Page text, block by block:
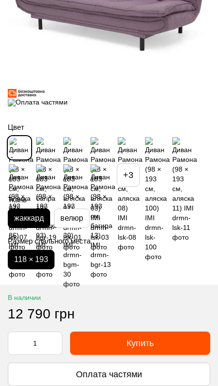
Цвет
+3
Ткань
жаккард велюр
Размер спального места
118 × 193
В наличии
12 790 грн
Купить
Оплата частями